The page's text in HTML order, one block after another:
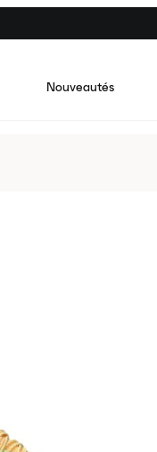
Nouveautés